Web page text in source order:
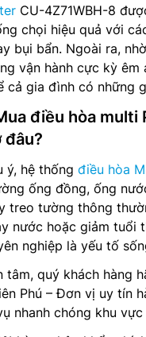
CU-4Z71WBH-8
chọi hiệu quả với
bụi bẩn. Ngoài ra,
vận hành cực kỳ
cả gia đình có những
điều hòa
đâu?
ý, hệ thống điều hòa
ống đồng, ống
treo tường thông
nước hoặc giảm tuổi
nghiệp là yếu tố
tâm, quý khách hàng
Phú – Đơn vị uy tín
nhanh chóng khu vực